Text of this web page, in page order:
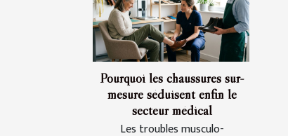
Pourquoi les chaussures sur-
mesure séduisent enfin le
secteur médical
Les troubles musculo-